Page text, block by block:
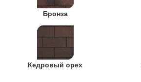
Бронза
Кедровый орех